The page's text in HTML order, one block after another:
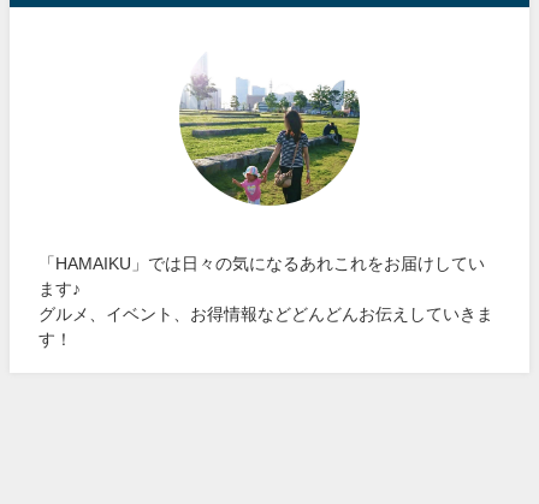
「HAMAIKU」では日々の気になるあれこれをお届けしてい
ます♪
グルメ、イベント、お得情報などどんどんお伝えしていきま
す！